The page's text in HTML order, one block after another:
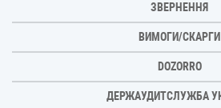
ЗВЕРНЕННЯ
ВИМОГИ/СКАРГИ
DOZORRO
ДЕРЖАУДИТСЛУЖБА